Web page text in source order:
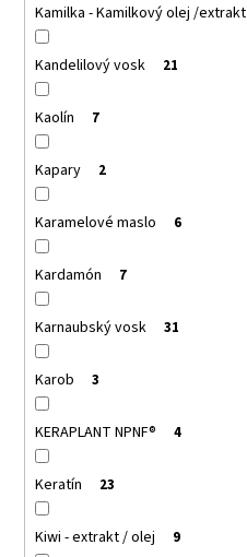
Kamilka - Kamilkový olej /extrakt
Kandelilový vosk 21
Kaolín 7
Kapary 2
Karamelové maslo 6
Kardamón 7
Karnaubský vosk 31
Karob 3
KERAPLANT NPNF® 4
Keratín 23
Kiwi - extrakt / olej 9